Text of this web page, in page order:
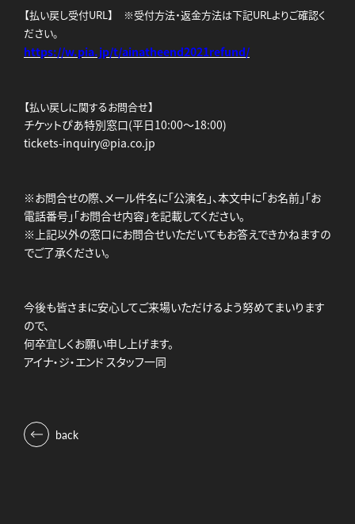
【払い戻し受付URL】 ※受付方法・返金方法は下記URLよりご確認く
ださい。
https://w.pia.jp/t/ainatheend2021refund/
【払い戻しに関するお問合せ】
チケットぴあ特別窓口(平日10:00～18:00)
tickets-inquiry@pia.co.jp
※お問合せの際、メール件名に「公演名」、本文中に「お名前」「お
電話番号」「お問合せ内容」を記載してください。
※上記以外の窓口にお問合せいただいてもお答えできかねますの
でご了承ください。
今後も皆さまに安心してご来場いただけるよう努めてまいります
ので、
何卒宜しくお願い申し上げます。
アイナ・ジ・エンド スタッフ一同
back